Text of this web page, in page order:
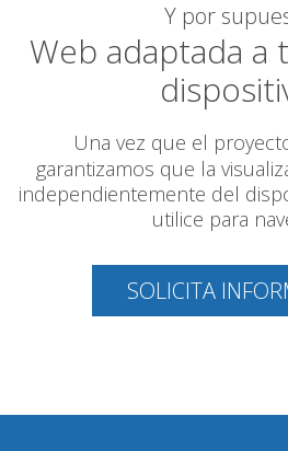
Y por
Web adaptada
Una vez que el
garantizamos que la
independientemente del
utilice para
SOLICITA